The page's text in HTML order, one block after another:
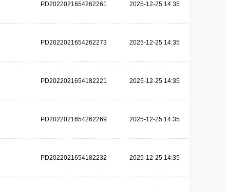
PD2022021654262261 2025-12-25 14:35
PD2022021654262273 2025-12-25 14:35
PD2022021654182221 2025-12-25 14:35
PD2022021654262269 2025-12-25 14:35
PD2022021654182232 2025-12-25 14:35